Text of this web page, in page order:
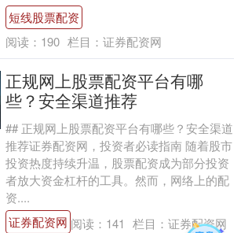
短线股票配资
阅读： 190 栏目： 证券配资网
正规网上股票配资平台有哪
些？安全渠道推荐
## 正规网上股票配资平台有哪些？安全渠道
推荐证券配资网，投资者必读指南 随着股市
投资热度持续升温，股票配资成为部分投资
者放大资金杠杆的工具。然而，网络上的配
资....
证券配资网 阅读： 141 栏目： 证券配资网